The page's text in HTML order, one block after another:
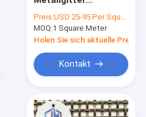
Anpassungsgrößen
für Büroverschnitte
Preis:USD 25-95 Per Square Meter
MOQ:1 Square Meter
Holen Sie sich aktuelle Preis
Kontakt